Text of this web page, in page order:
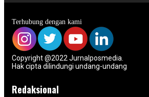
Terhubung dengan kami
Copyright @2022 Jurnalposmedia.
Hak cipta dilindungi undang-undang
Redaksional